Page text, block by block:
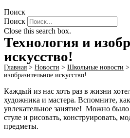
Поиск
Поиск
Close this search box.
Технология и
искусство!
Главная > Новости > Школьные новости >
изобразительное искусство!
Каждый из нас хоть раз в жизни
художника и мастера. Вспомните,
увлекательное занятие! Можно было
стуле и рисовать, конструировать,
предметы.